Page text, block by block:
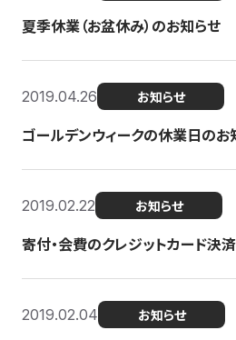
夏季休業（お盆休み）のお知らせ
2019.04.26 お知らせ
ゴールデンウィークの休業日のお
2019.02.22 お知らせ
寄付・会費のクレジットカード決
2019.02.04 お知らせ